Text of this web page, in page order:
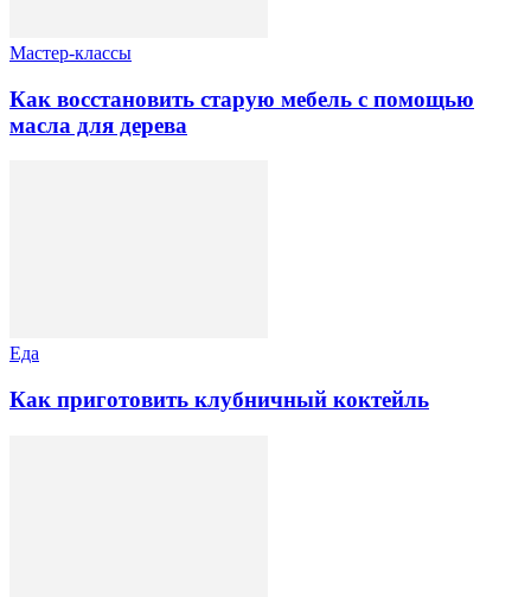
Мастер-классы
Как восстановить старую мебель с помощью
масла для дерева
Еда
Как приготовить клубничный коктейль